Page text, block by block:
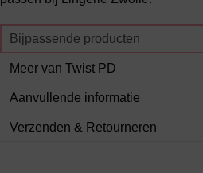
Bijpassende producten
Meer van Twist PD
Aanvullende informatie
Verzenden & Retourneren